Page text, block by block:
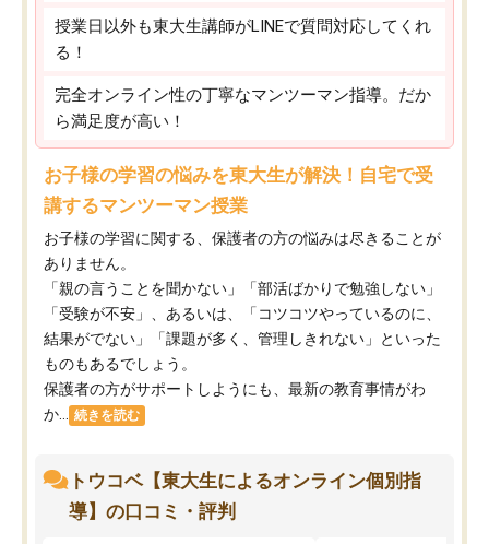
授業日以外も東大生講師がLINEで質問対応してくれ
る！
完全オンライン性の丁寧なマンツーマン指導。だか
ら満足度が高い！
お子様の学習の悩みを東大生が解決！自宅で受
講するマンツーマン授業
お子様の学習に関する、保護者の方の悩みは尽きることが
ありません。
「親の言うことを聞かない」「部活ばかりで勉強しない」
「受験が不安」、あるいは、「コツコツやっているのに、
結果がでない」「課題が多く、管理しきれない」といった
ものもあるでしょう。
保護者の方がサポートしようにも、最新の教育事情がわ
か...
続きを読む
トウコベ【東大生によるオンライン個別指
導】の口コミ・評判